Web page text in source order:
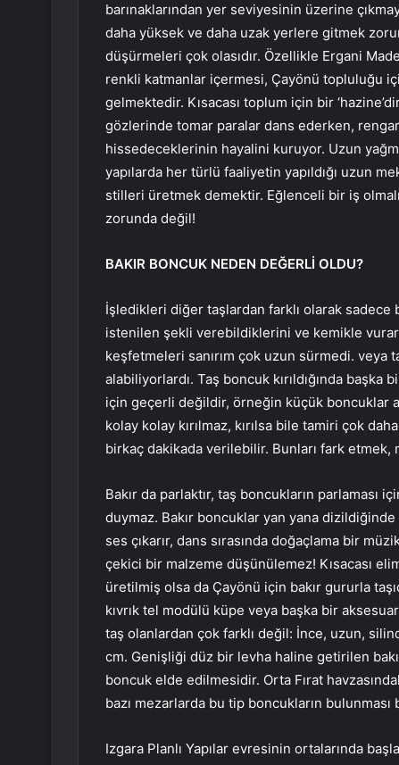
barınaklarından yer seviyesinin üzerine
daha yüksek ve daha uzak yerlere gitmek
düşürmeleri çok olasıdır. Özellikle Ergani
renkli katmanlar içermesi, Çayönü topluluğu
gelmektedir. Kısacası toplum için bir
gözlerinde tomar paralar dans ederken,
hissedeceklerinin hayalini kuruyor. Uzun
yapılarda her türlü faaliyetin yapıldığı uzun
stilleri üretmek demektir. Eğlenceli bir iş
zorunda değil!
BAKIR BONCUK NEDEN DEĞERLİ OLDU?
İşledikleri diğer taşlardan farklı olarak
istenilen şekli verebildiklerini ve kemikle
keşfetmeleri sanırım çok uzun sürmedi. veya
alabiliyorlardı. Taş boncuk kırıldığında
için geçerli değildir, örneğin küçük boncuklar
kolay kolay kırılmaz, kırılsa bile tamiri çok
birkaç dakikada verilebilir. Bunları fark
Bakır da parlaktır, taş boncukların parlaması
duymaz. Bakır boncuklar yan yana
ses çıkarır, dans sırasında doğaçlama bir
çekici bir malzeme düşünülemez! Kısacası
üretilmiş olsa da Çayönü için bakır gururla
kıvrık tel modülü küpe veya başka bir
taş olanlardan çok farklı değil: İnce, uzun,
cm. Genişliği düz bir levha haline getirilen
boncuk elde edilmesidir. Orta Fırat
bazı mezarlarda bu tip boncukların
Izgara Planlı Yapılar evresinin ortalarında